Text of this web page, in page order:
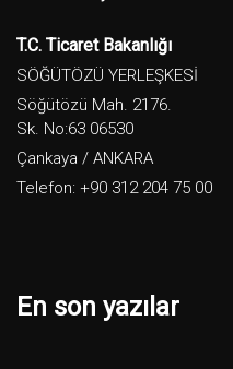
T.C. Ticaret Bakanlığı
SÖĞÜTÖZÜ YERLEŞKESİ
Söğütözü Mah. 2176.
Sk. No:63 06530
Çankaya / ANKARA
Telefon: +90 312 204 75 00
En son yazılar